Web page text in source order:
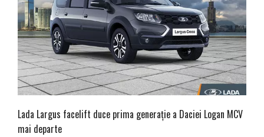
Lada Largus facelift duce prima generație a Daciei Logan MCV
mai departe